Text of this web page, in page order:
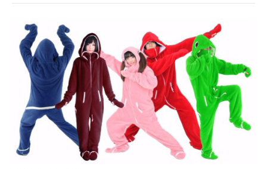
スマホと通信の最新トレンド
進化するPCとデバイスの未来
好きが集まる 比べて選べる
ビジネスと働き方のヒント
AI活用のいまが分かる
企業ITのトレンドを詳説
経営リーダーのコミュニティ